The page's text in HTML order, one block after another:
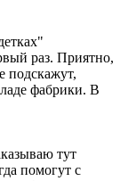
раз. Приятно,
подскажут,
фабрики. В
тут
помогут с